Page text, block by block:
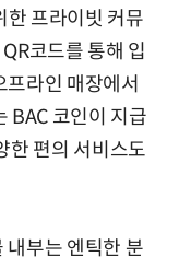
한 프라이빗 커뮤
코드를 통해 입
프라인 매장에서
BAC 코인이 지급
한 편의 서비스도
내부는 엔틱한 분